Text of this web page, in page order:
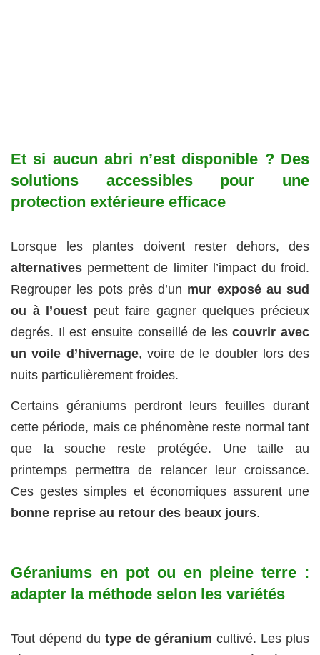
Et si aucun abri n’est disponible ? Des
solutions accessibles pour une
protection extérieure efficace
Lorsque les plantes doivent rester dehors, des
alternatives permettent de limiter l’impact du froid.
Regrouper les pots près d’un mur exposé au sud
ou à l’ouest peut faire gagner quelques précieux
degrés. Il est ensuite conseillé de lescouvrir avec
un voile d’hivernage, voire de le doubler lors des
nuits particulièrement froides.
Certains géraniums perdront leurs feuilles durant
cette période, mais ce phénomène reste normal tant
que la souche reste protégée. Une taille au
printemps permettra de relancer leur croissance.
Ces gestes simples et économiques assurent une
bonne reprise au retour des beaux jours.
Géraniums en pot ou en pleine terre :
adapter la méthode selon les variétés
Tout dépend du type de géranium cultivé. Les plus